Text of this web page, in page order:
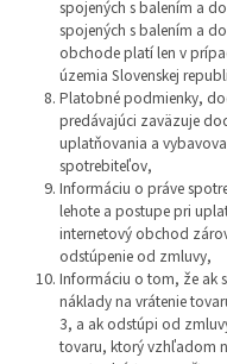
spojených s balením a
spojených s balením a
obchode platí len v
územia Slovenskej
Platobné podmienky,
predávajúci zaväzuje
uplatňovania a
spotrebiteľov,
Informáciu o práve
lehote a postupe pri
internetový obchod
odstúpenie od zmluvy,
Informáciu o tom, že ak
náklady na vrátenie
3, a ak odstúpi od
tovaru, ktorý vzhľadom